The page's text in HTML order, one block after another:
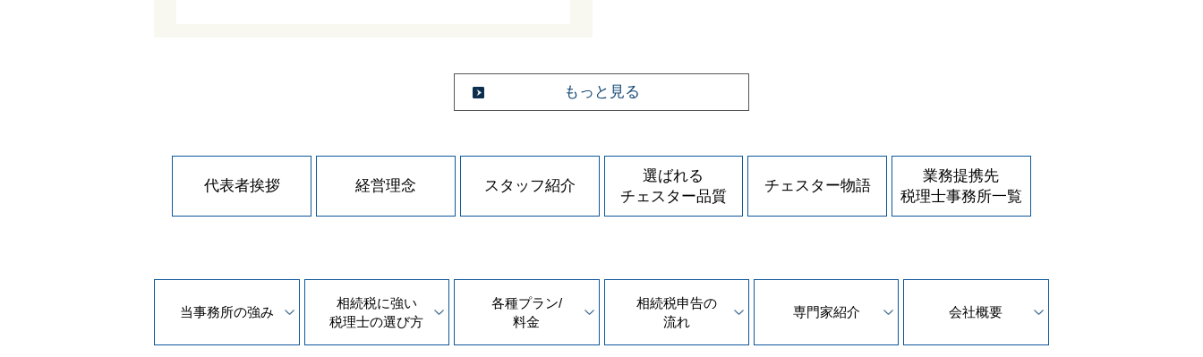
もっと見る
代表者挨拶 経営理念 スタッフ紹介
選ばれる
チェスター品質
チェスター物語
業務提携先
税理士事務所一覧
当事務所の強み
相続税に強い
税理士の選び方
各種プラン/
料金
相続税申告の
流れ
専門家紹介 会社概要